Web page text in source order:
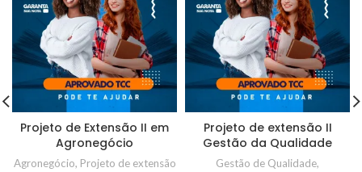
Projeto de Extensão II em
Agronegócio
Agronegócio, Projeto de extensão
Projeto de extensão II
Gestão da Qualidade
Gestão de Qualidade,